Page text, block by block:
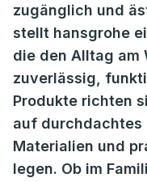
zugänglich und
stellt hansgrohe
die den Alltag am
zuverlässig,
Produkte richten
auf durchdachtes
Materialien und
legen. Ob im